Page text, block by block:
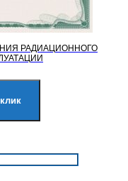
РАДИАЦИОННОГО